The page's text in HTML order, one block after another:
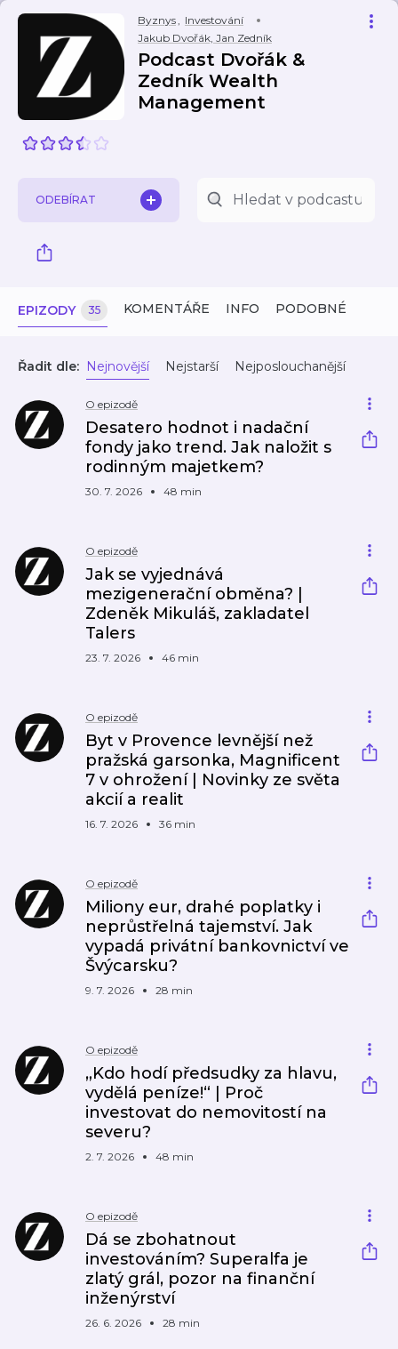
Byznys, Investování
Jakub Dvořák, Jan Zedník
Podcast Dvořák &
Zedník Wealth
Management
ODEBÍRAT
EPIZODY 35 KOMENTÁŘE INFO PODOBNÉ
Řadit dle: Nejnovější Nejstarší Nejposlouchanější
O epizodě
Desatero hodnot i nadační
fondy jako trend. Jak naložit s
rodinným majetkem?
30. 7. 2026 48 min
O epizodě
Jak se vyjednává
mezigenerační obměna? |
Zdeněk Mikuláš, zakladatel
Talers
23. 7. 2026 46 min
O epizodě
Byt v Provence levnější než
pražská garsonka, Magnificent
7 v ohrožení | Novinky ze světa
akcií a realit
16. 7. 2026 36 min
O epizodě
Miliony eur, drahé poplatky i
neprůstřelná tajemství. Jak
vypadá privátní bankovnictví ve
Švýcarsku?
9. 7. 2026 28 min
O epizodě
„Kdo hodí předsudky za hlavu,
vydělá peníze!“ | Proč
investovat do nemovitostí na
severu?
2. 7. 2026 48 min
O epizodě
Dá se zbohatnout
investováním? Superalfa je
zlatý grál, pozor na finanční
inženýrství
26. 6. 2026 28 min